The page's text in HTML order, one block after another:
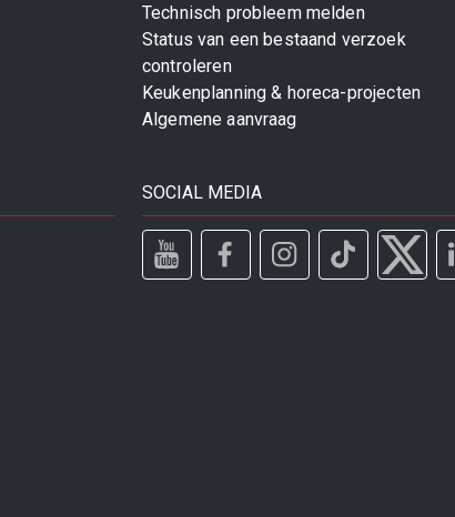
Technisch probleem melden
Status van een bestaand verzoek
controleren
Keukenplanning & horeca-projecten
Algemene aanvraag
SOCIAL MEDIA